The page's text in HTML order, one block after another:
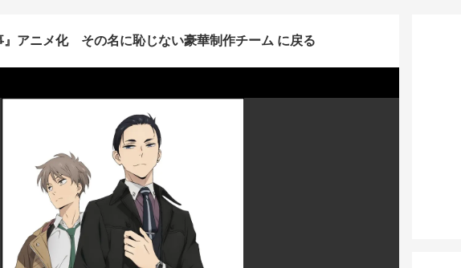
』アニメ化 その名に恥じない豪華制作チーム に戻る